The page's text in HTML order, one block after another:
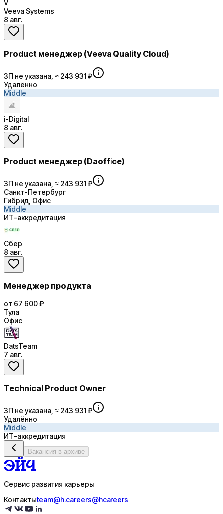
V
Veeva Systems
8 авг.
Product менеджер (Veeva Quality Cloud)
ЗП не указана, ≈ 243 931 ₽
Удалённо
Middle
i-Digital
8 авг.
Product менеджер (Daoffice)
ЗП не указана, ≈ 243 931 ₽
Санкт-Петербург
Гибрид, Офис
Middle
ИТ-аккредитация
Сбер
8 авг.
Менеджер продукта
от 67 600 ₽
Тула
Офис
DatsTeam
7 авг.
Technical Product Owner
ЗП не указана, ≈ 243 931 ₽
Удалённо
Middle
ИТ-аккредитация
Вакансия в архиве
Сервис развития карьеры
Контактыteam@h.careers@hcareers